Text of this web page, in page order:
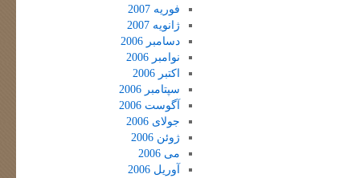
فوریه 2007
ژانویه 2007
دسامبر 2006
نوامبر 2006
اکتبر 2006
سپتامبر 2006
آگوست 2006
جولای 2006
ژوئن 2006
می 2006
آوریل 2006